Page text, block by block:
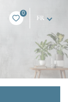
0
FR